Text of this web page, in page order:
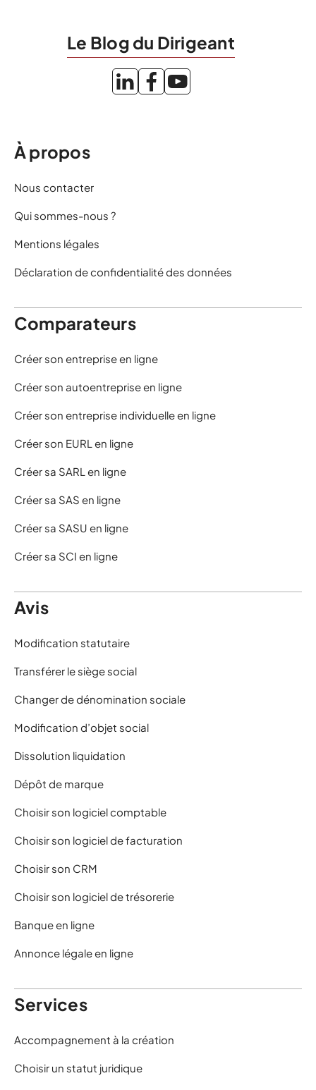
Le Blog du Dirigeant
À propos
Nous contacter
Qui sommes-nous ?
Mentions légales
Déclaration de confidentialité des données
Comparateurs
Créer son entreprise en ligne
Créer son autoentreprise en ligne
Créer son entreprise individuelle en ligne
Créer son EURL en ligne
Créer sa SARL en ligne
Créer sa SAS en ligne
Créer sa SASU en ligne
Créer sa SCI en ligne
Avis
Modification statutaire
Transférer le siège social
Changer de dénomination sociale
Modification d’objet social
Dissolution liquidation
Dépôt de marque
Choisir son logiciel comptable
Choisir son logiciel de facturation
Choisir son CRM
Choisir son logiciel de trésorerie
Banque en ligne
Annonce légale en ligne
Services
Accompagnement à la création
Choisir un statut juridique